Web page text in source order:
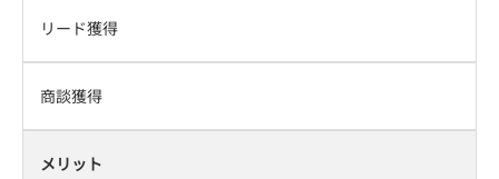
リード獲得
商談獲得
メリット